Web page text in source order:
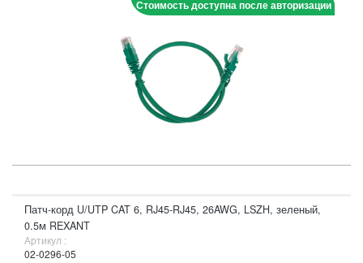
Стоимость доступна после авторизации
Патч-корд U/UTP CAT 6, RJ45-RJ45, 26AWG, LSZH, зеленый,
0.5м REXANT
Артикул :
02-0296-05